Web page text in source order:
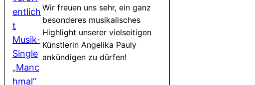
Wir freuen uns sehr, ein ganz
besonderes musikalisches
Highlight unserer vielseitigen
Künstlerin Angelika Pauly
ankündigen zu dürfen!